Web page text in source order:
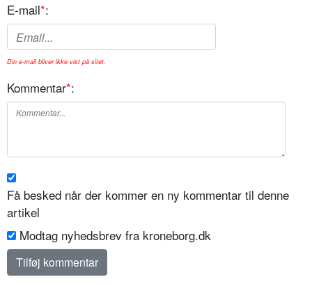
E-mail*:
Din e-mail bliver ikke vist på sitet.
Kommentar*:
Få besked når der kommer en ny kommentar til denne
artikel
Modtag nyhedsbrev fra kroneborg.dk